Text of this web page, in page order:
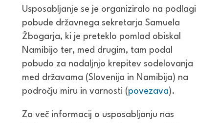
Usposabljanje se je organiziralo na podlagi
pobude državnega sekretarja Samuela
Žbogarja, ki je preteklo pomlad obiskal
Namibijo ter, med drugim, tam podal
pobudo za nadaljnjo krepitev sodelovanja
med državama (Slovenija in Namibija) na
področju miru in varnosti (povezava).
Za več informacij o usposabljanju nas